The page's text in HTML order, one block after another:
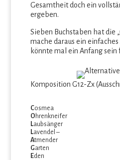
Gesamtheit doch ein
ergeben.
Sieben Buchstaben hat die
mache daraus ein
könnte mal ein Anfang sein
Komposition G12-Zx
Cosmea
O hrenkneifer
Laubsänger
Lavendel –
Atmender
Garten
Eden